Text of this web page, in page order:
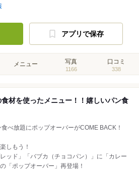
アプリで保存
メニュー 写真
1166
口コミ
338
食材を使ったメニュー！！嬉しいパン食
べ放題にポップオーバーがCOME BACK！
しもう！
ッド」「バブカ（チョコパン）」に「カレー
「ポップオーバー」再登場！